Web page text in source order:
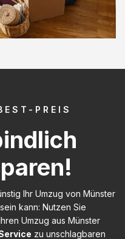
PREIS
Ihr Umzug von Münster
kann: Nutzen Sie
Umzug aus Münster
zu unschlagbaren